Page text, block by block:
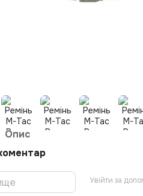
Опис
Увійти за